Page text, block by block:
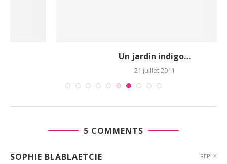
Un jardin indigo…
5 COMMENTS
SOPHIE BLABLAETCIE REPLY